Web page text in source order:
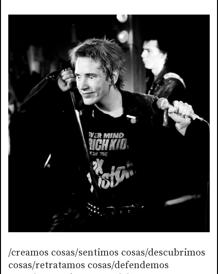
/creamos cosas/sentimos cosas/descubrimos
cosas/retratamos cosas/defendemos